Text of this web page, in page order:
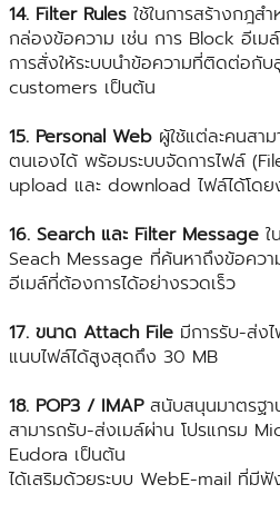
14. Filter Rules ใช้ในการสร้างกฎส
กล่องข้อความ เช่น การ Block อีเม
การสั่งให้ระบบนำข้อความที่ติดต่อกับ
customers เป็นต้น
15. Personal Web ผู้ใช้แต่ละคนสา
ตนเองได้ พร้อมระบบจัดการไฟล์
upload และ download ไฟล์ได้โดย
16. Search และ Filter Message
Seach Message ที่ค้นหาถึงข้อควา
อีเมล์ที่ต้องการได้อย่างรวดเร็ว
17. ขนาด Attach File มีการรับ-ส่งไ
แนบไฟล์ได้สูงสุดถึง 30 MB
18. POP3 / IMAPสนับสนุนมาตรฐา
สามารถรับ-ส่งเมล์ผ่าน โปรแกรม
Eudora เป็นต้น
ได้เสริมด้วยระบบ WebE-mail ที่มี